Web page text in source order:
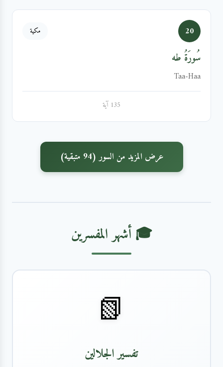
20 مكية
سُورَةُ طه
Taa-Haa
135 آية
عرض المزيد من السور (94 متبقية)
🎓 أشهر المفسرين
📗
تفسير الجلالين